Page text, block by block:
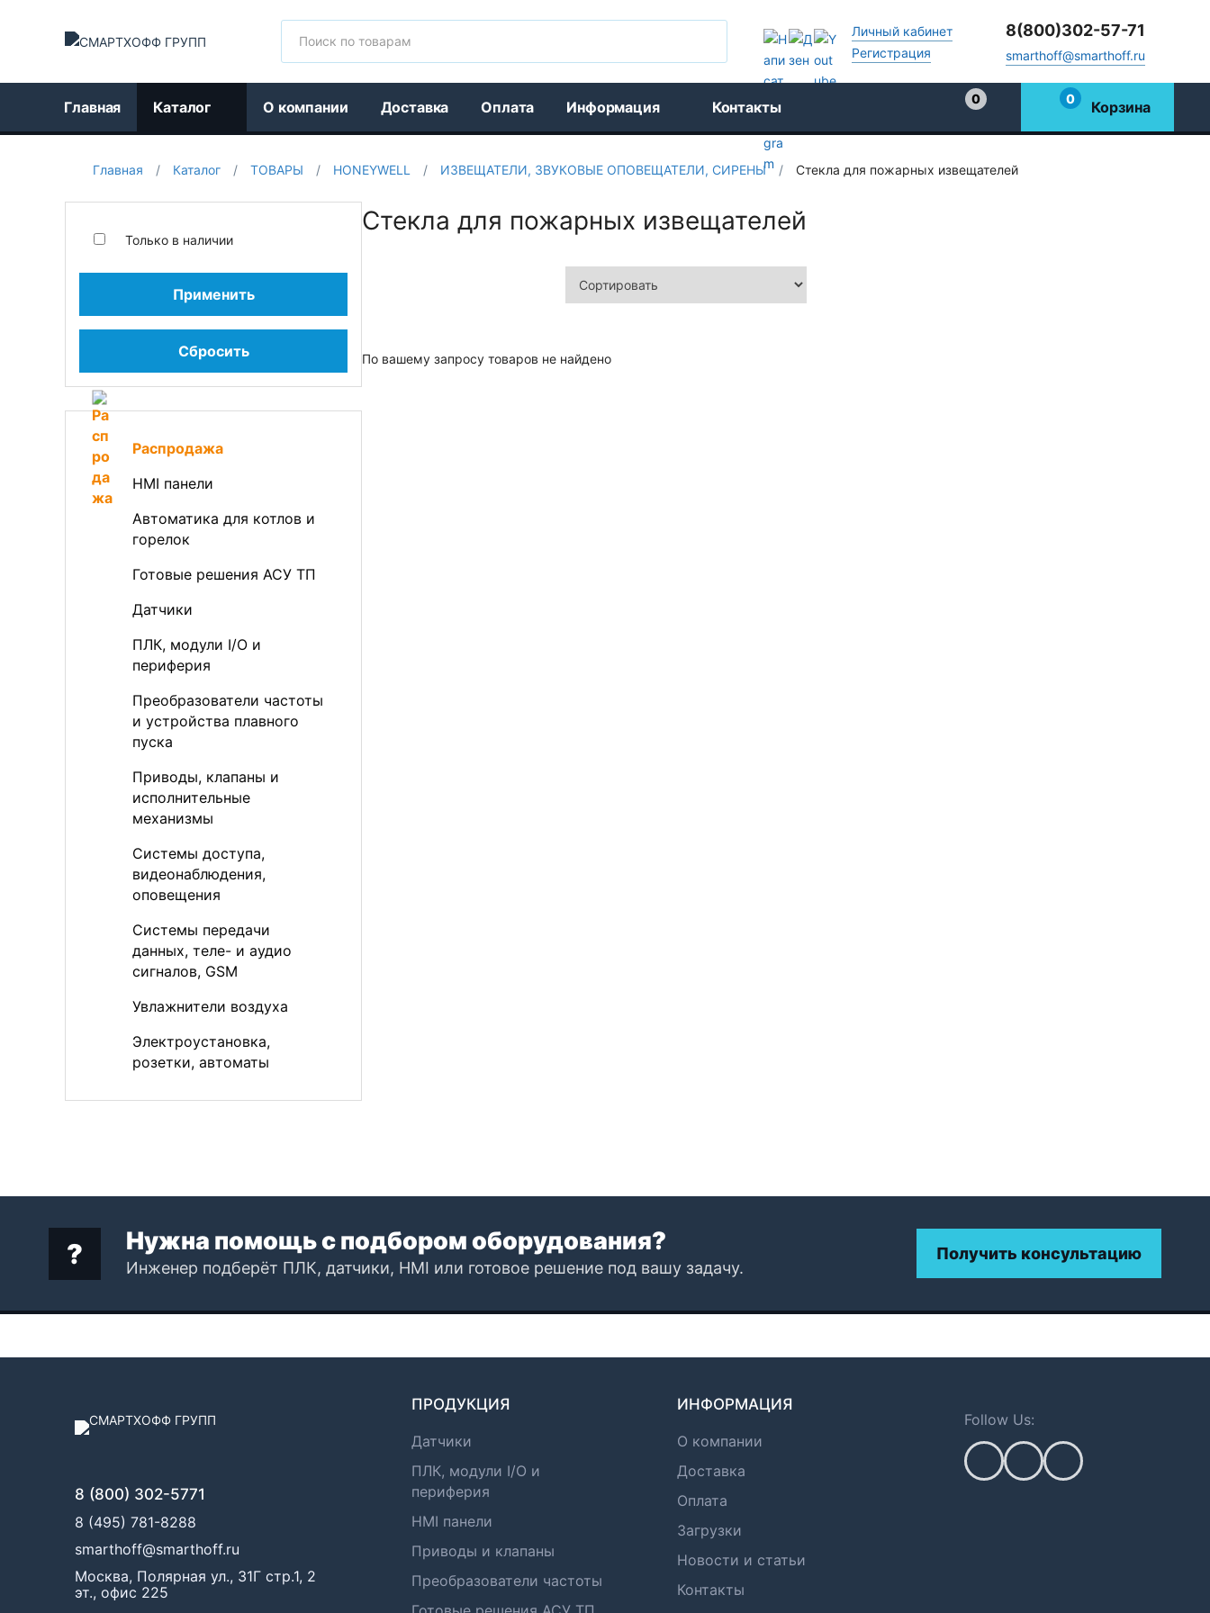
Личный кабинет
Регистрация
8(800)302-57-71
smarthoff@smarthoff.ru
Главная Каталог О компании Доставка Оплата Информация Контакты
0
0 Корзина
Главная / Каталог / ТОВАРЫ / HONEYWELL / ИЗВЕЩАТЕЛИ, ЗВУКОВЫЕ ОПОВЕЩАТЕЛИ, СИРЕНЫ / Стекла для пожарных извещателей
Только в наличии
Применить
Сбросить
Распродажа
HMI панели
Автоматика для котлов и
горелок
Готовые решения АСУ ТП
Датчики
ПЛК, модули I/O и
периферия
Преобразователи частоты
и устройства плавного
пуска
Приводы, клапаны и
исполнительные
механизмы
Системы доступа,
видеонаблюдения,
оповещения
Системы передачи
данных, теле- и аудио
сигналов, GSM
Увлажнители воздуха
Электроустановка,
розетки, автоматы
Стекла для пожарных извещателей
По вашему запросу товаров не найдено
Нужна помощь с подбором оборудования?
Инженер подберёт ПЛК, датчики, HMI или готовое решение под вашу задачу.
Получить консультацию
8 (800) 302-5771
8 (495) 781-8288
smarthoff@smarthoff.ru
Москва, Полярная ул., 31Г стр.1, 2
эт., офис 225
ПРОДУКЦИЯ
Датчики
ПЛК, модули I/O и
периферия
HMI панели
Приводы и клапаны
Преобразователи частоты
ИНФОРМАЦИЯ
О компании
Доставка
Оплата
Загрузки
Новости и статьи
Контакты
Follow Us: